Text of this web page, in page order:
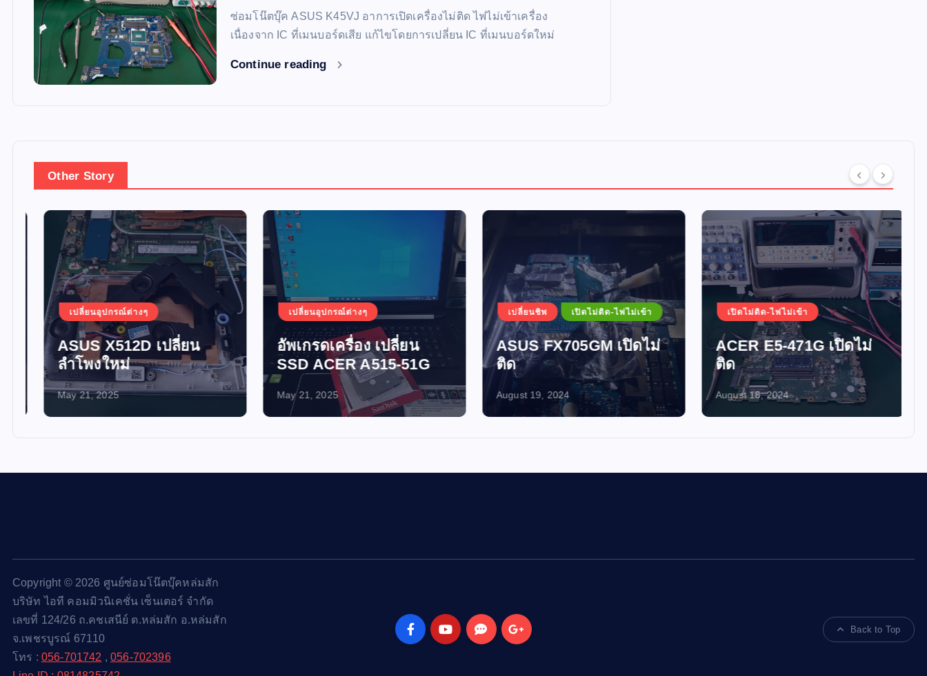
ซ่อมโน๊ตบุ๊ค ASUS K45VJ อาการเปิดเครื่องไม่ติด ไฟไม่เข้าเครื่อง
เนื่องจาก IC ที่เมนบอร์ดเสีย แก้ไขโดยการเปลี่ยน IC ที่เมนบอร์ดใหม่
Continue reading
Other Story
เปลี่ยนอุปกรณ์ต่างๆ
ASUS X512D เปลี่ยน
ลำโพงใหม่
May 21, 2025
เปลี่ยนอุปกรณ์ต่างๆ
อัพเกรดเครื่อง เปลี่ยน
SSD ACER A515-51G
May 21, 2025
เปลี่ยนชิพ เปิดไม่ติด-ไฟไม่เข้า
ASUS FX705GM เปิดไม่
ติด
August 19, 2024
เปิดไม่ติด-ไฟไม่เข้า
ACER E5-471G เปิดไม่
ติด
August 18, 2024
Copyright © 2026 ศูนย์ซ่อมโน๊ตบุ๊คหล่มสัก
บริษัท ไอที คอมมิวนิเคชั่น เซ็นเตอร์ จำกัด
เลขที่ 124/26 ถ.คชเสนีย์ ต.หล่มสัก อ.หล่มสัก
จ.เพชรบูรณ์ 67110
โทร : 056-701742 ,056-702396
Back to Top